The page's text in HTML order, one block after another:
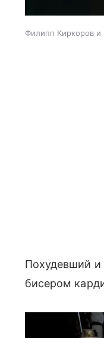
Филипп Киркоров и
Похудевший и
бисером